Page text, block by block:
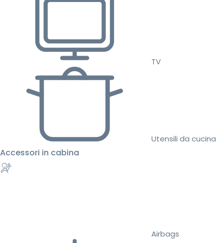
TV
Utensili da cucina
Accessori in cabina
Airbags